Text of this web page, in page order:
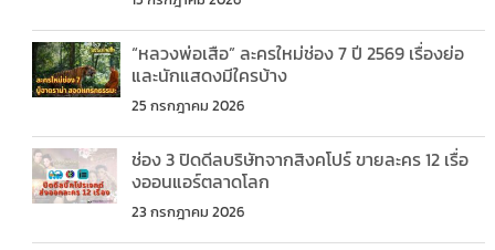
“หลวงพ่อเสือ” ละครใหม่ช่อง 7 ปี 2569 เรื่องย่อ
และนักแสดงมีใครบ้าง
25 กรกฎาคม 2026
ช่อง 3 ปิดดีลบริษัทจากสิงคโปร์ ขายละคร 12 เรื่อ
งออนแอร์ตลาดโลก
23 กรกฎาคม 2026